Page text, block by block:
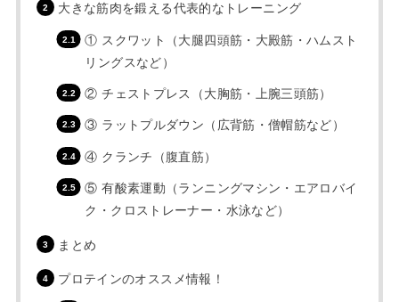
大きな筋肉を鍛える代表的なトレーニング
① スクワット（大腿四頭筋・大殿筋・ハムスト
リングスなど）
② チェストプレス（大胸筋・上腕三頭筋）
③ ラットプルダウン（広背筋・僧帽筋など）
④ クランチ（腹直筋）
⑤ 有酸素運動（ランニングマシン・エアロバイ
ク・クロストレーナー・水泳など）
まとめ
プロテインのオススメ情報！